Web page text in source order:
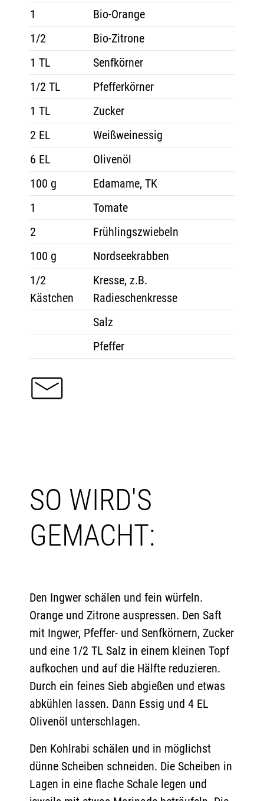
1
Bio-Orange
1/2
Bio-Zitrone
1 TL
Senfkörner
1/2 TL
Pfefferkörner
1 TL
Zucker
2 EL
Weißweinessig
6 EL
Olivenöl
100 g
Edamame, TK
1
Tomate
2
Frühlingszwiebeln
100 g
Nordseekrabben
1/2
Kästchen
Kresse, z.B.
Radieschenkresse
Salz
Pfeffer
SO WIRD'S
GEMACHT:
Den Ingwer schälen und fein würfeln.
Orange und Zitrone auspressen. Den Saft
mit Ingwer, Pfeffer- und Senfkörnern, Zucker
und eine 1/2 TL Salz in einem kleinen Topf
aufkochen und auf die Hälfte reduzieren.
Durch ein feines Sieb abgießen und etwas
abkühlen lassen. Dann Essig und 4 EL
Olivenöl unterschlagen.
Den Kohlrabi schälen und in möglichst
dünne Scheiben schneiden. Die Scheiben in
Lagen in eine flache Schale legen und